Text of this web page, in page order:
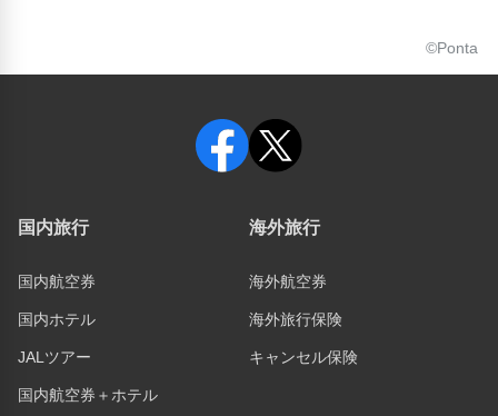
©Ponta
国内旅行
国内航空券
国内ホテル
JALツアー
国内航空券＋ホテル
海外旅行
海外航空券
海外旅行保険
キャンセル保険